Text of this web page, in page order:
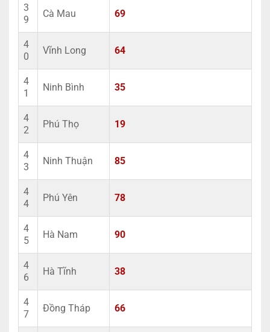
3
9
Cà Mau 69
4
0
Vĩnh Long 64
4
1
Ninh Bình 35
4
2
Phú Thọ 19
4
3
Ninh Thuận 85
4
4
Phú Yên 78
4
5
Hà Nam 90
4
6
Hà Tĩnh 38
4
7
Đồng Tháp 66